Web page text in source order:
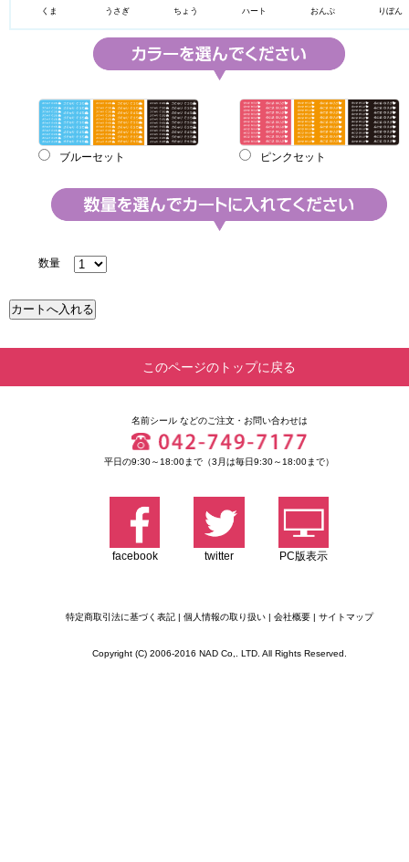
くま うさぎ ちょう ハート おんぷ りぼん
ブルーセット ピンクセット
数量
このページのトップに戻る
名前シールなどのご注文・お問い合わせは
平日の9:30～18:00まで（3月は毎日9:30～18:00まで）
facebook twitter PC版表示
特定商取引法に基づく表記| 個人情報の取り扱い| 会社概要| サイトマップ
Copyright (C) 2006-2016 NAD Co,. LTD. All Rights Reserved.